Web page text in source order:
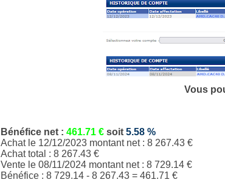
Vous
Bénéfice net : 461.71 € soit 5.58 %
Achat le 12/12/2023 montant net : 8 267.43 €
Achat total : 8 267.43 €
Vente le 08/11/2024 montant net : 8 729.14 €
Bénéfice : 8 729.14 - 8 267.43 = 461.71 €